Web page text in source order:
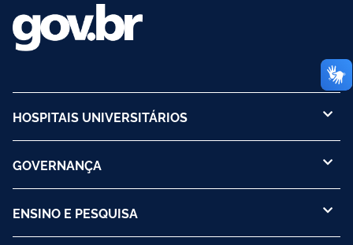
HOSPITAIS UNIVERSITÁRIOS
GOVERNANÇA
ENSINO E PESQUISA